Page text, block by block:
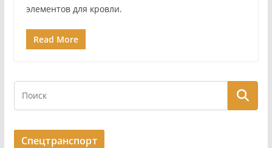
элементов для кровли.
Read More
Спецтранспорт